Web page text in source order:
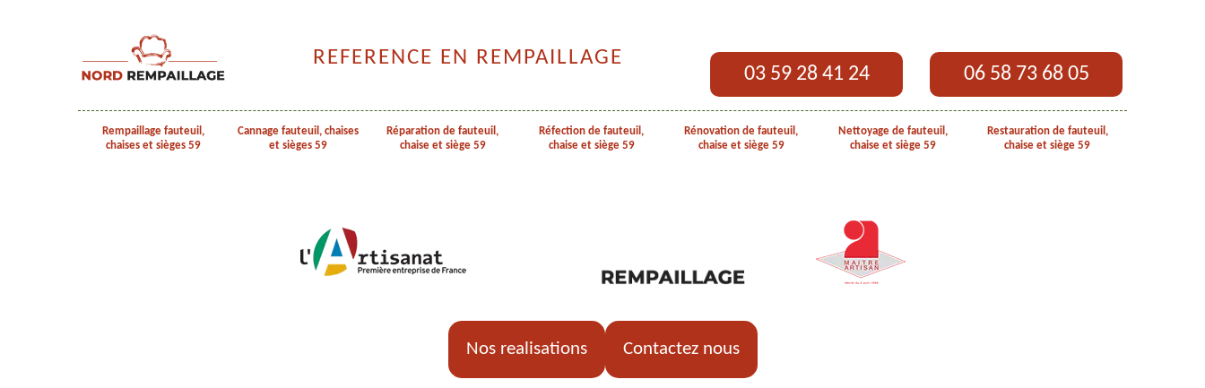
REFERENCE EN REMPAILLAGE
03 59 28 41 24 06 58 73 68 05
Rempaillage fauteuil,
chaises et sièges 59
Cannage fauteuil, chaises
et sièges 59
Réparation de fauteuil,
chaise et siège 59
Réfection de fauteuil,
chaise et siège 59
Rénovation de fauteuil,
chaise et siège 59
Nettoyage de fauteuil,
chaise et siège 59
Restauration de fauteuil,
chaise et siège 59
Nos realisations Contactez nous